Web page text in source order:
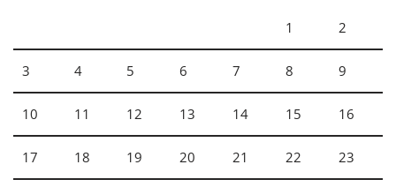
1 2
3 4 5 6 7 8 9
10 11 12 13 14 15 16
17 18 19 20 21 22 23